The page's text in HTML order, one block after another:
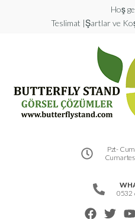
Hoş
Teslimat |Şartlar ve
Pzt-
0532